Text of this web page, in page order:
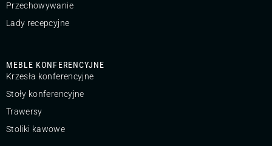
Przechowywanie
Lady recepcyjne
MEBLE KONFERENCYJNE
Krzesła konferencyjne
Stoły konferencyjne
Trawersy
Stoliki kawowe